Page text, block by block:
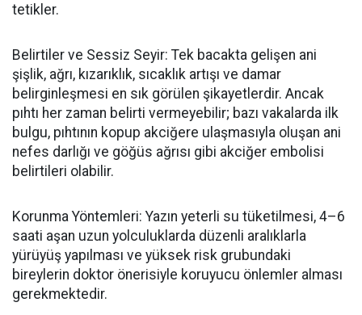
tetikler.
Belirtiler ve Sessiz Seyir: Tek bacakta gelişen ani
şişlik, ağrı, kızarıklık, sıcaklık artışı ve damar
belirginleşmesi en sık görülen şikayetlerdir. Ancak
pıhtı her zaman belirti vermeyebilir; bazı vakalarda ilk
bulgu, pıhtının kopup akciğere ulaşmasıyla oluşan ani
nefes darlığı ve göğüs ağrısı gibi akciğer embolisi
belirtileri olabilir.
Korunma Yöntemleri: Yazın yeterli su tüketilmesi, 4–6
saati aşan uzun yolculuklarda düzenli aralıklarla
yürüyüş yapılması ve yüksek risk grubundaki
bireylerin doktor önerisiyle koruyucu önlemler alması
gerekmektedir.